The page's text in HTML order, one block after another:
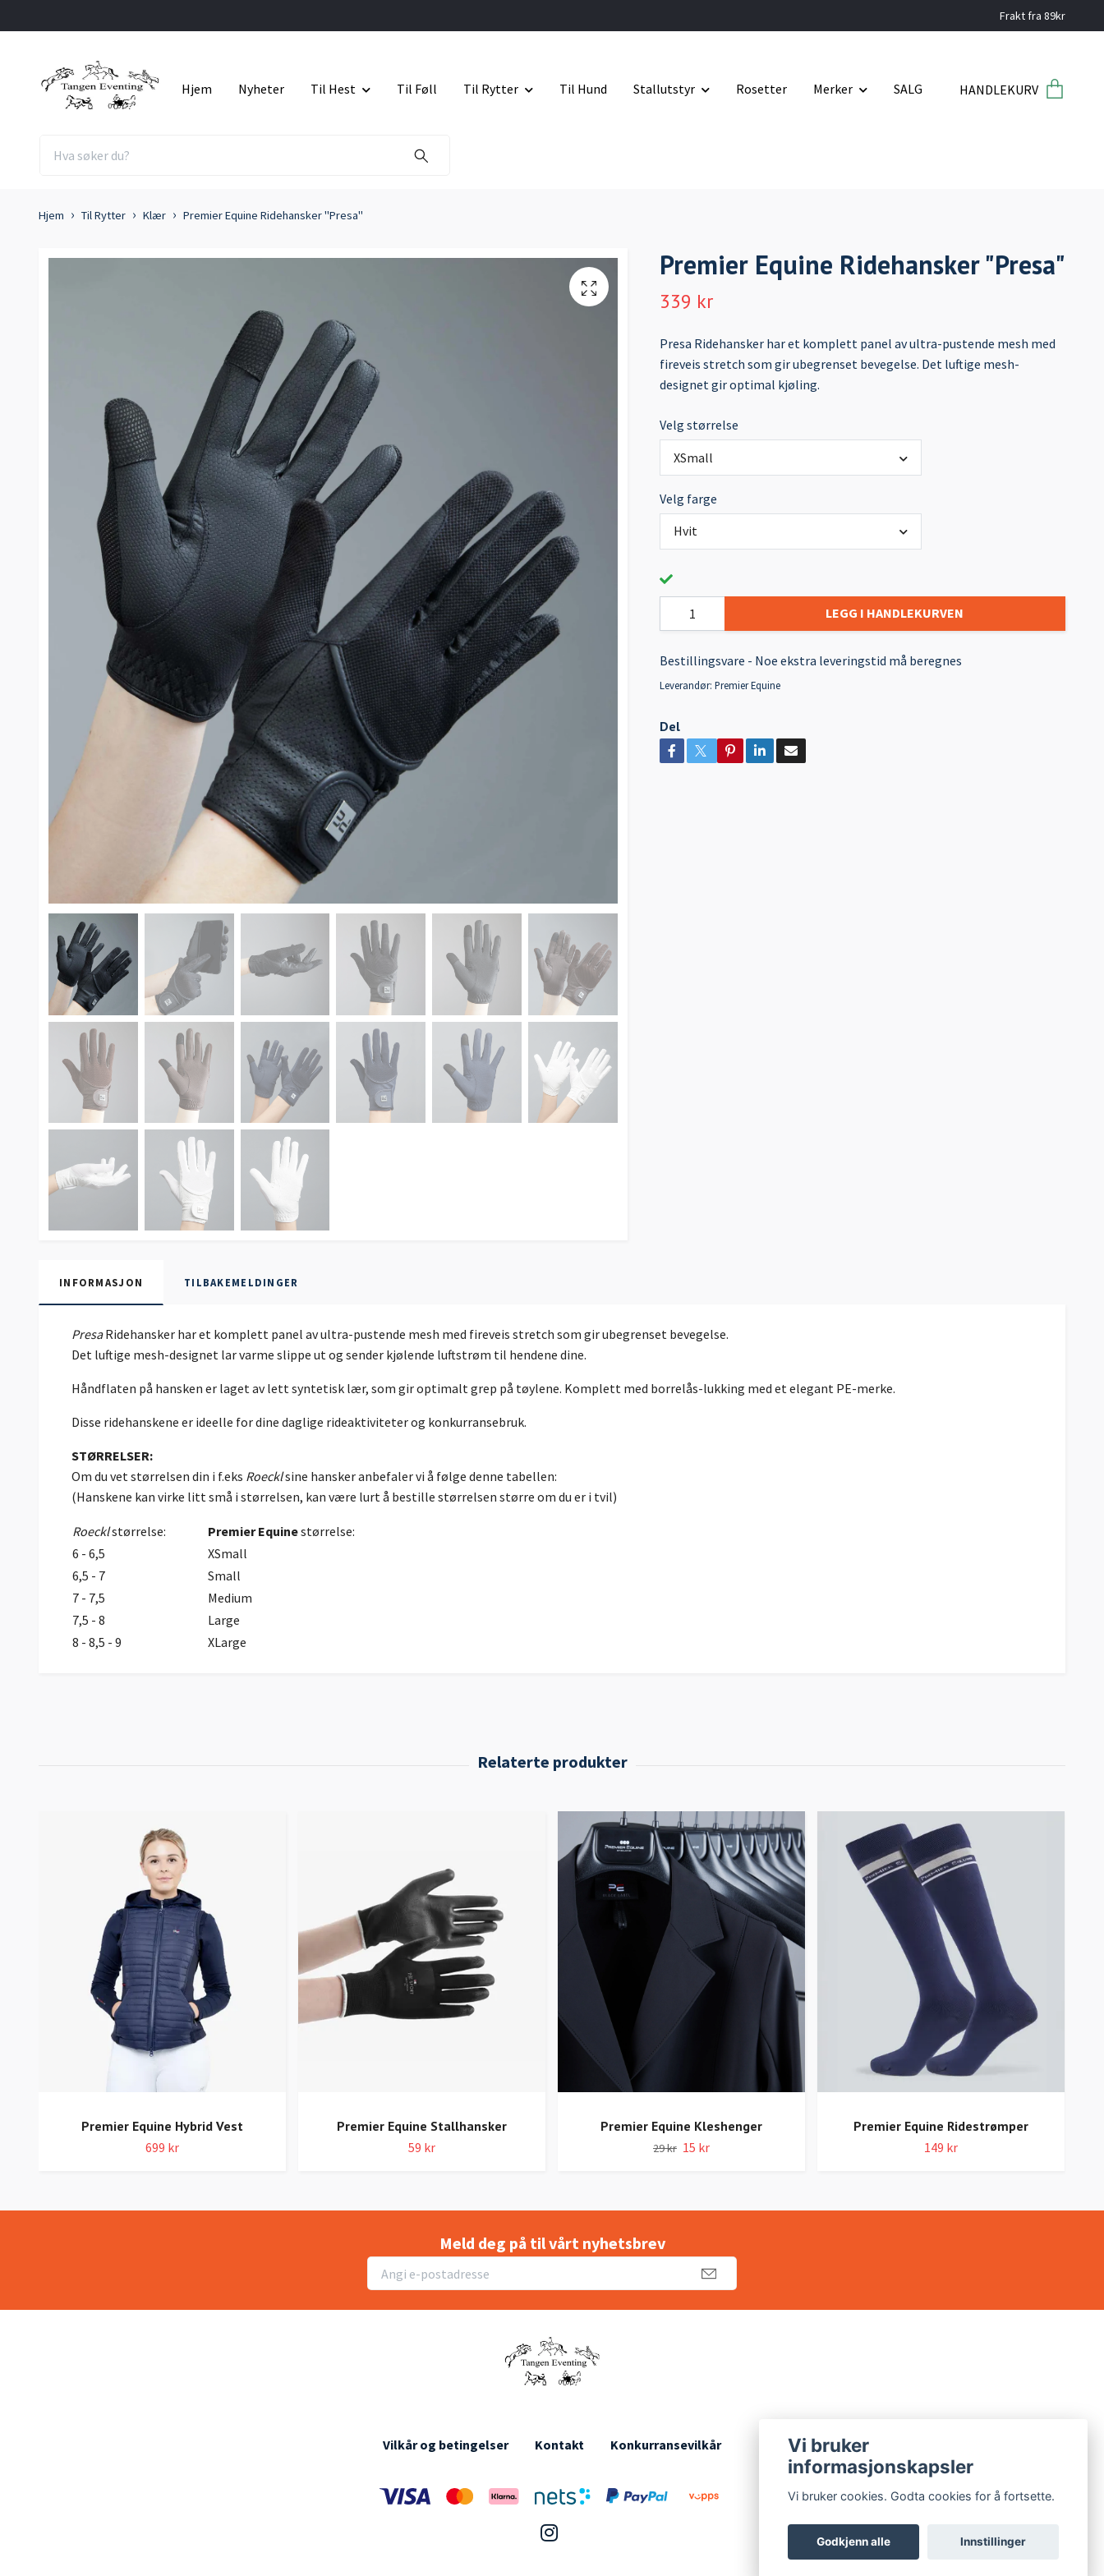
Frakt fra 89kr
Hjem Nyheter Til Hest Til Føll Til Rytter Til Hund Stallutstyr Rosetter Merker SALG HANDLEKURV
Hjem Til Rytter Klær Premier Equine Ridehansker "Presa"
Premier Equine Ridehansker "Presa"
339 kr
Presa Ridehansker har et komplett panel av ultra-pustende mesh med
fireveis stretch som gir ubegrenset bevegelse. Det luftige mesh-
designet gir optimal kjøling.
Velg størrelse
XSmall
Velg farge
Hvit
LEGG I HANDLEKURVEN
Bestillingsvare - Noe ekstra leveringstid må beregnes
Leverandør: Premier Equine
Del
INFORMASJON TILBAKEMELDINGER
PresaRidehansker har et komplett panel av ultra-pustende mesh med fireveis stretch som gir ubegrenset bevegelse.
Det luftige mesh-designet lar varme slippe ut og sender kjølende luftstrøm til hendene dine.
Håndflaten på hansken er laget av lett syntetisk lær, som gir optimalt grep på tøylene. Komplett med borrelås-lukking med et elegant PE-merke.
Disse ridehanskene er ideelle for dine daglige rideaktiviteter og konkurransebruk.
STØRRELSER:
Om du vet størrelsen din i f.eks Roecklsine hansker anbefaler vi å følge denne tabellen:
(Hanskene kan virke litt små i størrelsen, kan være lurt å bestille størrelsen større om du er i tvil)
Roecklstørrelse: Premier Equinestørrelse:
6 - 6,5
XSmall
6,5 - 7
Small
7 - 7,5
Medium
7,5 - 8
Large
8 - 8,5 - 9
XLarge
Premier Equine Hybrid Vest
699 kr
Premier Equine Stallhansker
59 kr
Premier Equine Kleshenger
29 kr 15 kr
Premier Equine Ridestrømper
149 kr
Meld deg på til vårt nyhetsbrev
Vilkår og betingelser Kontakt Konkurransevilkår
Vi bruker
informasjonskapsler
Vi bruker cookies. Godta cookies for å fortsette.
Godkjenn alle Innstillinger